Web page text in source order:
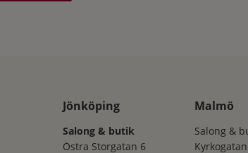
Jönköping
Salong & butik
Östra Storgatan 6
Malmö
Salong &
Kyrkogatan